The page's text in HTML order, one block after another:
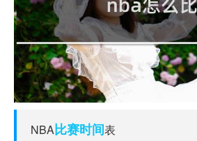
NBA比赛时间表